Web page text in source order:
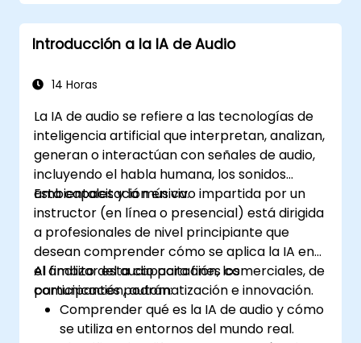
Introducción a la IA de Audio
14 Horas
La IA de audio se refiere a las tecnologías de
inteligencia artificial que interpretan, analizan,
generan o interactúan con señales de audio,
incluyendo el habla humana, los sonidos
ambientales y la música.
Esta capacitación en vivo impartida por un
instructor (en línea o presencial) está dirigida
a profesionales de nivel principiante que
desean comprender cómo se aplica la IA en
el ámbito del audio para fines comerciales, de
comunicación, automatización e innovación.
Al finalizar esta capacitación, los
participantes podrán:
Comprender qué es la IA de audio y cómo
se utiliza en entornos del mundo real.